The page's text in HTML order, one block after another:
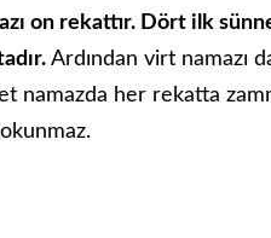
on rekattır. Dört ilk
Ardından virt namazı
namazda her rekatta